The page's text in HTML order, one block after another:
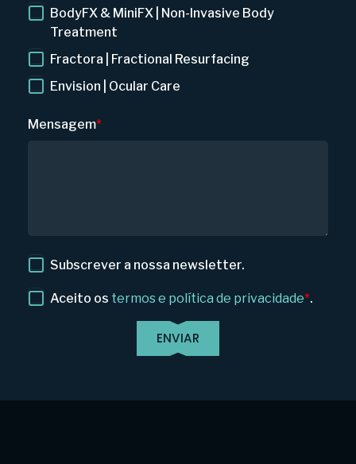
BodyFX & MiniFX | Non-Invasive Body
Treatment
Fractora | Fractional Resurfacing
Envision | Ocular Care
Mensagem*
Subscrever a nossa newsletter.
Aceito os termos e política de privacidade*.